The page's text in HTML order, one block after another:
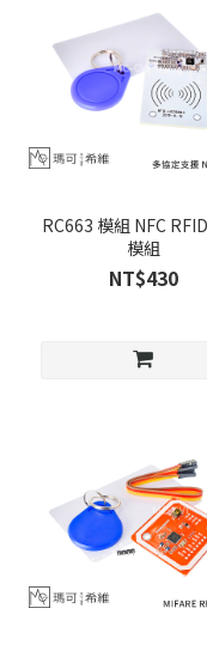
RC663 模組 NFC
模組
NT$430